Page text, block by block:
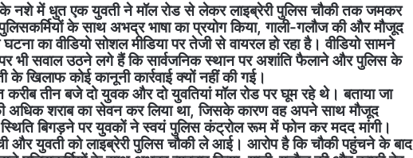
के नशे में धुत एक युवती ने मॉल रोड से लेकर लाइब्रेरी पुलिस चौकी तक जमकर
के साथ अभद्र भाषा का प्रयोग किया, गाली-गलौज की और मौजूद
का वीडियो सोशल मीडिया पर तेजी से वायरल हो रहा है। वीडियो सामने
भी सवाल उठने लगे हैं कि सार्वजनिक स्थान पर अशांति फैलाने और पुलिस के
खिलाफ कोई कानूनी कार्रवाई क्यों नहीं की गई।
करीब तीन बजे दो युवक और दो युवतियां मॉल रोड पर घूम रहे थे। बताया जा
अधिक शराब का सेवन कर लिया था, जिसके कारण वह अपने साथ मौजूद
बिगड़ने पर युवकों ने स्वयं पुलिस कंट्रोल रूम में फोन कर मदद मांगी।
और युवती को लाइब्रेरी पुलिस चौकी ले आई। आरोप है कि चौकी पहुंचने के बाद